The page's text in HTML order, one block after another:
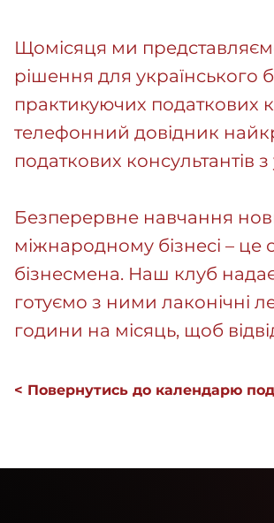
Щомісяця ми
рішення для українського
практикуючих податкових
телефонний довідник
податкових консультантів з
Безперервне навчання
міжнародному бізнесі –
бізнесмена. Наш клуб
готуємо з ними лаконічні
години на місяць, щоб
< Повернутись до календарю